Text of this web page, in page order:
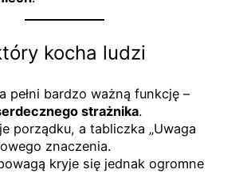
kocha ludzi
pełni bardzo ważną funkcję –
strażnika.
porządku, a tabliczka „Uwaga
znaczenia.
kryje się jednak ogromne